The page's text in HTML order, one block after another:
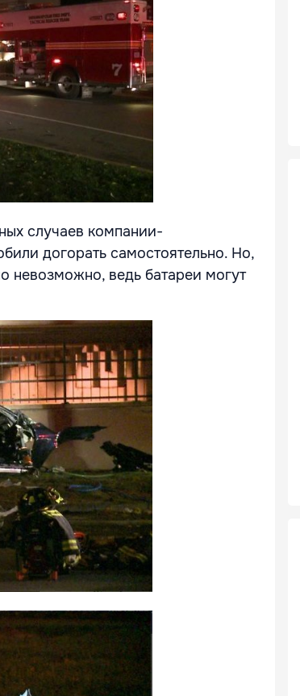
случаев компании-
догорать самостоятельно. Но,
невозможно, ведь батареи могут